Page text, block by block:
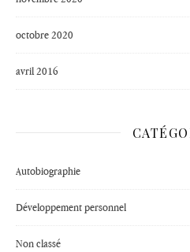
octobre 2020
avril 2016
Autobiographie
Développement personnel
Non classé